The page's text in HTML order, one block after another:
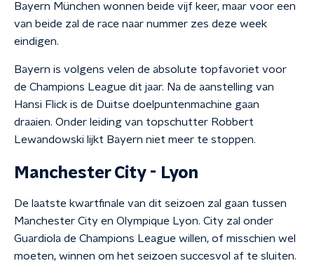
Bayern München wonnen beide vijf keer, maar voor een
van beide zal de race naar nummer zes deze week
eindigen.
Bayern is volgens velen de absolute topfavoriet voor
de Champions League dit jaar. Na de aanstelling van
Hansi Flick is de Duitse doelpuntenmachine gaan
draaien. Onder leiding van topschutter Robbert
Lewandowski lijkt Bayern niet meer te stoppen.
Manchester City - Lyon
De laatste kwartfinale van dit seizoen zal gaan tussen
Manchester City en Olympique Lyon. City zal onder
Guardiola de Champions League willen, of misschien wel
moeten, winnen om het seizoen succesvol af te sluiten.